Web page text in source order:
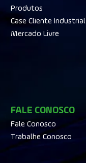
Produtos
Case Cliente Industrial
Mercado Livre
FALE CONOSCO
Fale Conosco
Trabalhe Conosco